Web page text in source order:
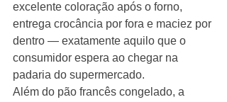
excelente coloração após o forno,
entrega crocância por fora e maciez por
dentro — exatamente aquilo que o
consumidor espera ao chegar na
padaria do supermercado.
Além do pão francês congelado, a